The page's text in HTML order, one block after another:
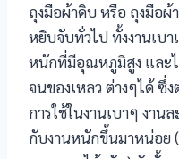
ถุงมือผ้าดิบ หรือ ถุงมือผ้
หยิบจับทั่วไป ทั้งงานเบ
หนักที่มีอุณหภูมิสูง และไ
จนของเหลว ต่างๆได้ ซึ่
การใช้ในงานเบาๆ งาน
กับงานหนักขึ้นมาหน่อย